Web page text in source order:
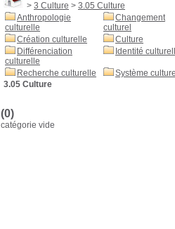
> 3 Culture > 3.05 Culture
Anthropologie
culturelle
Changement
culturel
Création culturelle
Culture
Différenciation
culturelle
Identité
Recherche culturelle
Système
3.05 Culture
(0)
catégorie vide